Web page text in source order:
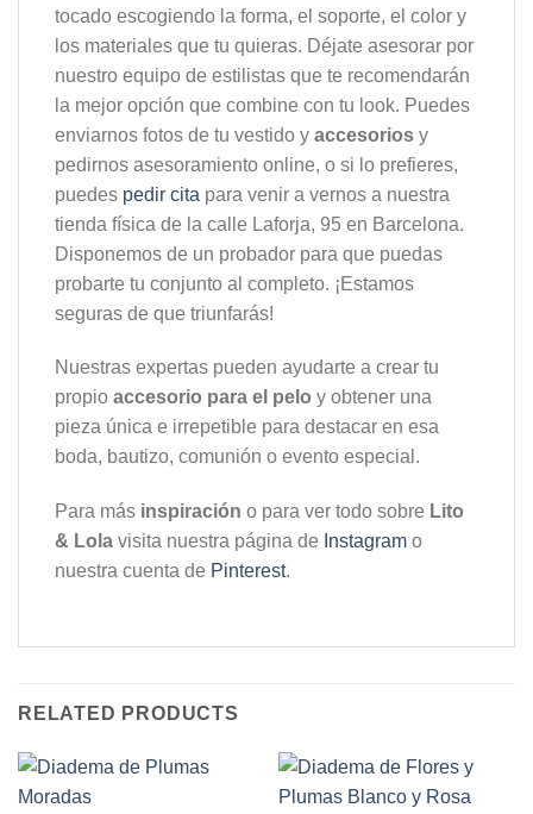
tocado escogiendo la forma, el soporte, el color y
los materiales que tu quieras. Déjate asesorar por
nuestro equipo de estilistas que te recomendarán
la mejor opción que combine con tu look. Puedes
enviarnos fotos de tu vestido y accesorios y
pedirnos asesoramiento online, o si lo prefieres,
puedes pedir cita para venir a vernos a nuestra
tienda física de la calle Laforja, 95 en Barcelona.
Disponemos de un probador para que puedas
probarte tu conjunto al completo. ¡Estamos
seguras de que triunfarás!
Nuestras expertas pueden ayudarte a crear tu
propio accesorio para el pelo y obtener una
pieza única e irrepetible para destacar en esa
boda, bautizo, comunión o evento especial.
Para más inspiración o para ver todo sobre Lito
& Lola visita nuestra página de Instagram o
nuestra cuenta de Pinterest.
RELATED PRODUCTS